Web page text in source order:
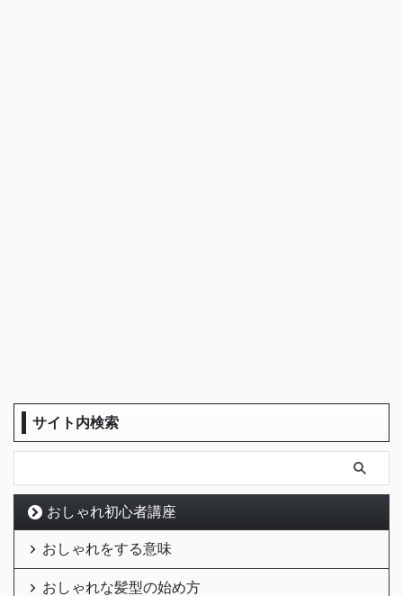
サイト内検索
おしゃれ初心者講座
おしゃれをする意味
おしゃれな髪型の始め方